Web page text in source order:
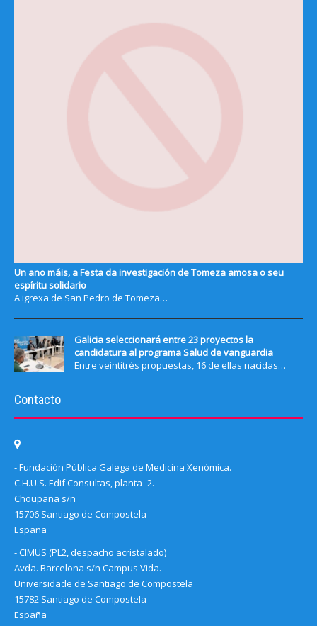
Un ano máis, a Festa da investigación de Tomeza amosa o seu
espíritu solidario
A igrexa de San Pedro de Tomeza…
Galicia seleccionará entre 23 proyectos la
candidatura al programa Salud de vanguardia
Entre veintitrés propuestas, 16 de ellas nacidas…
Contacto
- Fundación Pública Galega de Medicina Xenómica.
C.H.U.S. Edif Consultas, planta -2.
Choupana s/n
15706 Santiago de Compostela
España
- CIMUS (PL2, despacho acristalado)
Avda. Barcelona s/n Campus Vida.
Universidade de Santiago de Compostela
15782 Santiago de Compostela
España